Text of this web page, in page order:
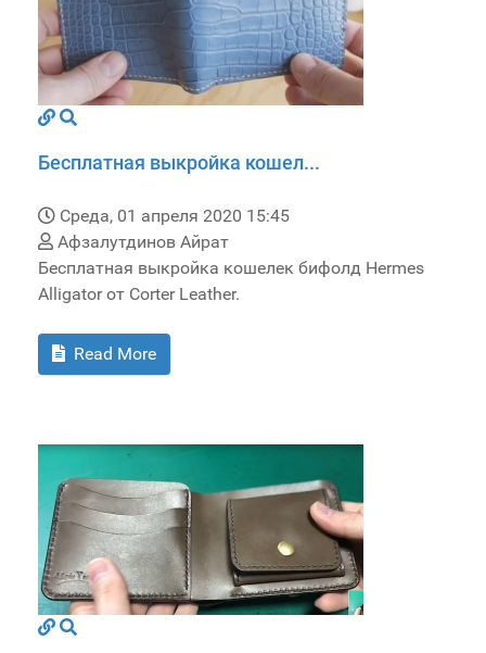
Бесплатная выкройка кошел...
Среда, 01 апреля 2020 15:45
Афзалутдинов Айрат
Бесплатная выкройка кошелек бифолд Hermes
Alligator от Corter Leather.
Read More